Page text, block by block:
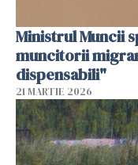
Ministrul Muncii
muncitorii
dispensabili"
21 MARTIE 2026